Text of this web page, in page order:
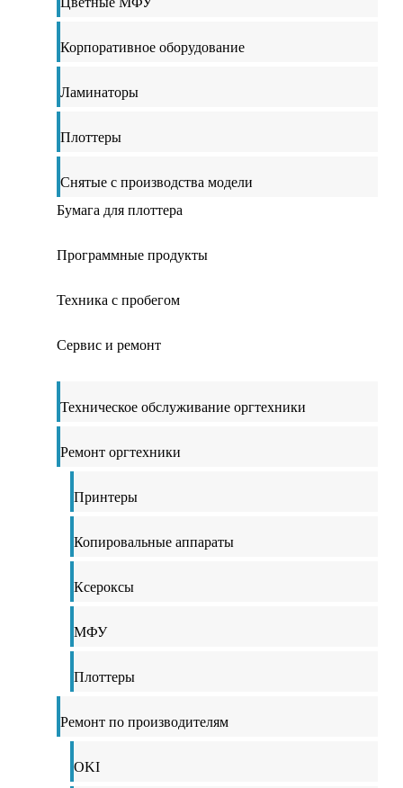
Корпоративное оборудование
Ламинаторы
Плоттеры
Снятые с производства модели
Бумага для плоттера
Программные продукты
Техника с пробегом
Сервис и ремонт
Техническое обслуживание оргтехники
Ремонт оргтехники
Принтеры
Копировальные аппараты
Ксероксы
МФУ
Плоттеры
Ремонт по производителям
OKI